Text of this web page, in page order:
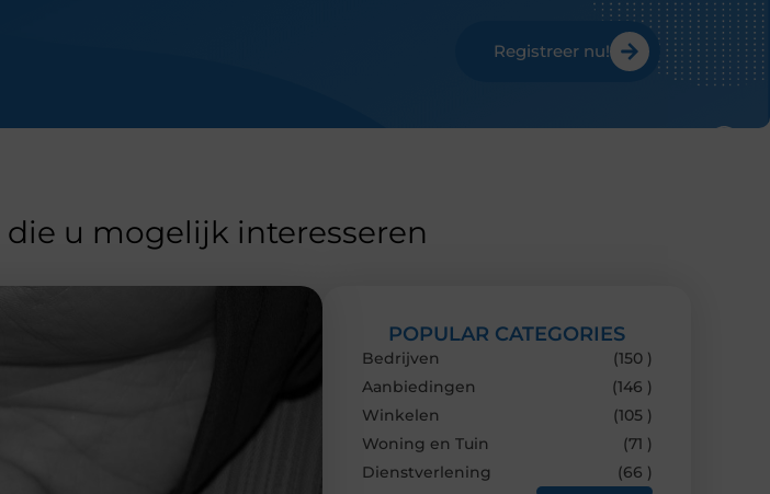
Registreer nu!
die u mogelijk interesseren
POPULAR CATEGORIES
Bedrijven
(150 )
Aanbiedingen
(146 )
Winkelen
(105 )
Woning en Tuin
(71 )
Dienstverlening
(66 )